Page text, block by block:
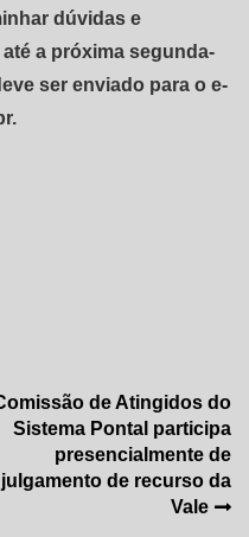
dúvidas e
a próxima segunda-
ser enviado para o e-
de Atingidos do
Sistema Pontal participa
presencialmente de
julgamento de recurso da
Vale